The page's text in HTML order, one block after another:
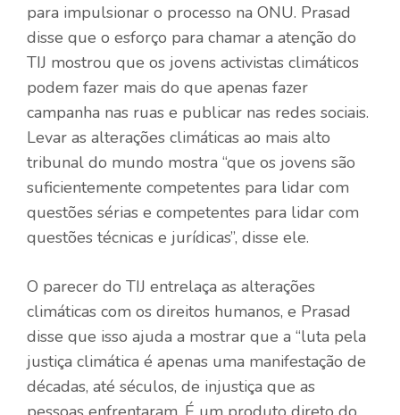
para impulsionar o processo na ONU. Prasad
disse que o esforço para chamar a atenção do
TIJ mostrou que os jovens activistas climáticos
podem fazer mais do que apenas fazer
campanha nas ruas e publicar nas redes sociais.
Levar as alterações climáticas ao mais alto
tribunal do mundo mostra “que os jovens são
suficientemente competentes para lidar com
questões sérias e competentes para lidar com
questões técnicas e jurídicas”, disse ele.
O parecer do TIJ entrelaça as alterações
climáticas com os direitos humanos, e Prasad
disse que isso ajuda a mostrar que a “luta pela
justiça climática é apenas uma manifestação de
décadas, até séculos, de injustiça que as